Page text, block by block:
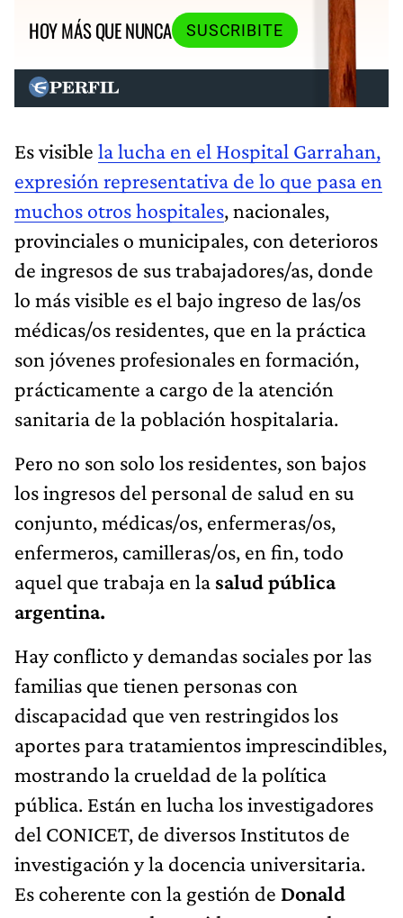
HOY MÁS QUE NUNCA
SUSCRIBITE
Es visible la lucha en el Hospital Garrahan,
expresión representativa de lo que pasa en
muchos otros hospitales, nacionales,
provinciales o municipales, con deterioros
de ingresos de sus trabajadores/as, donde
lo más visible es el bajo ingreso de las/os
médicas/os residentes, que en la práctica
son jóvenes profesionales en formación,
prácticamente a cargo de la atención
sanitaria de la población hospitalaria.
Pero no son solo los residentes, son bajos
los ingresos del personal de salud en su
conjunto, médicas/os, enfermeras/os,
enfermeros, camilleras/os, en fin, todo
aquel que trabaja en la salud pública
argentina.
Hay conflicto y demandas sociales por las
familias que tienen personas con
discapacidad que ven restringidos los
aportes para tratamientos imprescindibles,
mostrando la crueldad de la política
pública. Están en lucha los investigadores
del CONICET, de diversos Institutos de
investigación y la docencia universitaria.
Es coherente con la gestión de Donald